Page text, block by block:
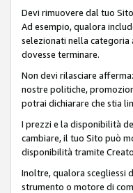
Devi rimuovere dal tuo
Ad esempio, qualora
selezionati nella
dovesse terminare.
Non devi rilasciare
nostre politiche,
potrai dichiarare che stia
I prezzi e la disponibilità
cambiare, il tuo Sito può
disponibilità tramite
Inoltre, qualora scegliessi
strumento o motore di